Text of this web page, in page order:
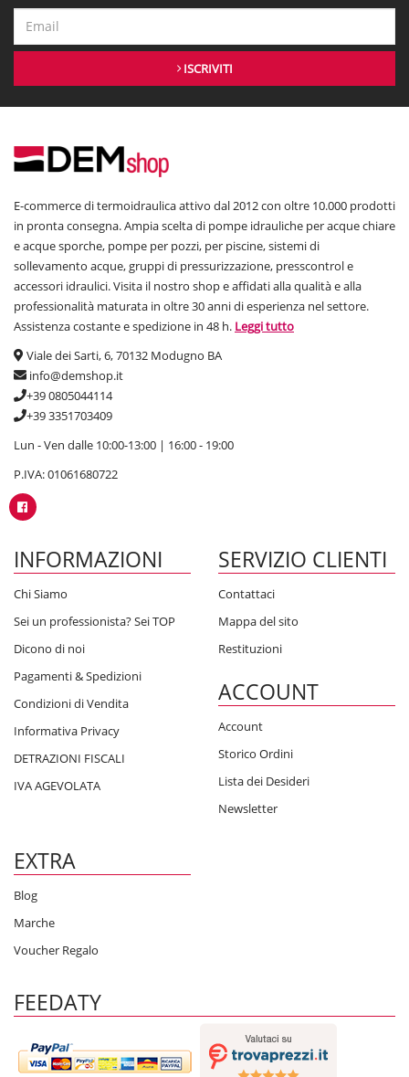
ISCRIVITI
E-commerce di termoidraulica attivo dal 2012 con oltre 10.000 prodotti
in pronta consegna. Ampia scelta di pompe idrauliche per acque chiare
e acque sporche, pompe per pozzi, per piscine, sistemi di
sollevamento acque, gruppi di pressurizzazione, presscontrol e
accessori idraulici. Visita il nostro shop e affidati alla qualità e alla
professionalità maturata in oltre 30 anni di esperienza nel settore.
Assistenza costante e spedizione in 48 h. Leggi tutto
Viale dei Sarti, 6, 70132 Modugno BA
info@demshop.it
+39 0805044114
+39 3351703409
Lun - Ven dalle 10:00-13:00 | 16:00 - 19:00
P.IVA: 01061680722
INFORMAZIONI
Chi Siamo
Sei un professionista? Sei TOP
Dicono di noi
Pagamenti & Spedizioni
Condizioni di Vendita
Informativa Privacy
DETRAZIONI FISCALI
IVA AGEVOLATA
SERVIZIO CLIENTI
Contattaci
Mappa del sito
Restituzioni
ACCOUNT
Account
Storico Ordini
Lista dei Desideri
Newsletter
EXTRA
Blog
Marche
Voucher Regalo
FEEDATY